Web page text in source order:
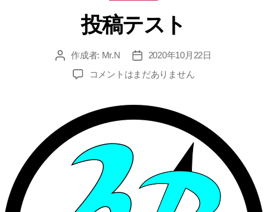
ゴ
リ
投稿テスト
投 作成者: Mr.N
投
稿
2020年10月22日
投
ス
ト
の
コメントはまだありません